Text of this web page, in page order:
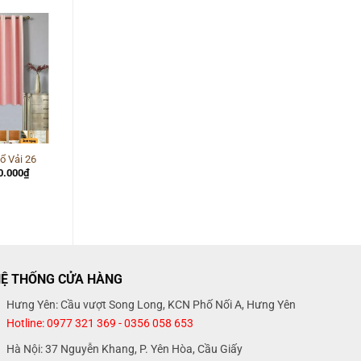
Vải 26
₫Giá
hiện
THỐNG CỬA HÀNG
Hưng Yên: Cầu vượt Song Long, KCN Phố Nối A, Hưng Yên
Hotline: 0977 321 369 - 0356 058 653
Hà Nội: 37 Nguyễn Khang, P. Yên Hòa, Cầu Giấy